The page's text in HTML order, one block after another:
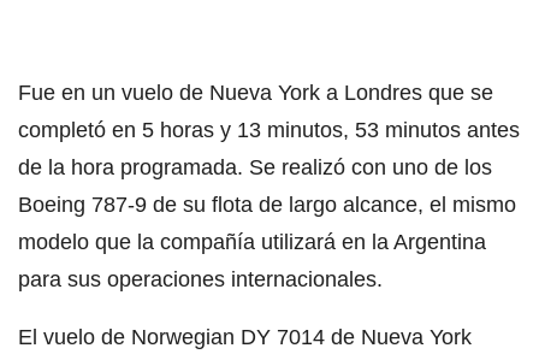
Fue en un vuelo de Nueva York a Londres que se
completó en 5 horas y 13 minutos, 53 minutos antes
de la hora programada. Se realizó con uno de los
Boeing 787-9 de su flota de largo alcance, el mismo
modelo que la compañía utilizará en la Argentina
para sus operaciones internacionales.
El vuelo de Norwegian DY 7014 de Nueva York